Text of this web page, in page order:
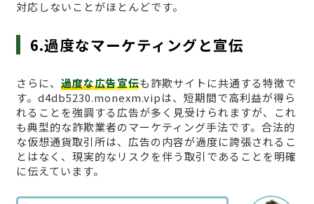
対応しないことがほとんどです。
6.過度なマーケティングと宣伝
さらに、 過度な広告宣伝も詐欺サイトに共通する特徴で
す。d4db5230.monexm.vipは、短期間で高利益が得ら
れることを強調する広告が多く見受けられますが、これ
も典型的な詐欺業者のマーケティング手法です。合法的
な仮想通貨取引所は、広告の内容が過度に誇張されるこ
とはなく、現実的なリスクを伴う取引であることを明確
に伝えています。